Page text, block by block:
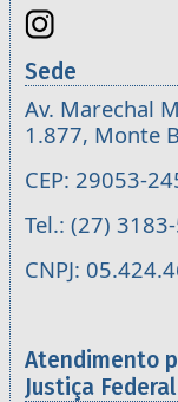
Sede
Av. Marechal
1.877, Monte
CEP: 29053-
Tel.: (27)
CNPJ:
Atendimento
Justiça Federal